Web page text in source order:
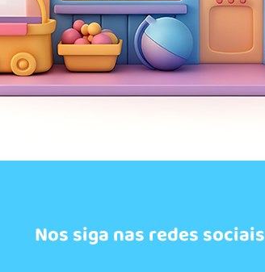
Nos siga nas redes sociais